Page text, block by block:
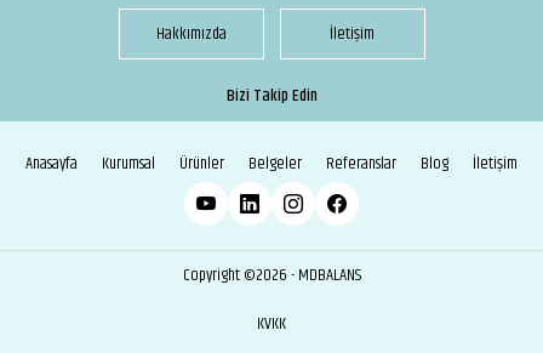
Hakkımızda İletişim
Bizi Takip Edin
Anasayfa Kurumsal Ürünler Belgeler Referanslar Blog İletişim
Copyright ©2026 - MDBALANS
KVKK